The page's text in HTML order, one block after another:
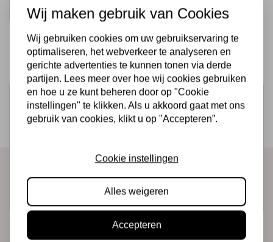
Snel toevoegen
Schrijf je in voor de nieuwsbrief
Ontvang als eerste onze actie en nieuwe producten
Wij maken gebruik van Cookies
Wij gebruiken cookies om uw gebruikservaring te
optimaliseren, het webverkeer te analyseren en
gerichte advertenties te kunnen tonen via derde
partijen. Lees meer over hoe wij cookies gebruiken
en hoe u ze kunt beheren door op "Cookie
instellingen" te klikken. Als u akkoord gaat met ons
gebruik van cookies, klikt u op "Accepteren”.
Cookie instellingen
Alles weigeren
Accepteren